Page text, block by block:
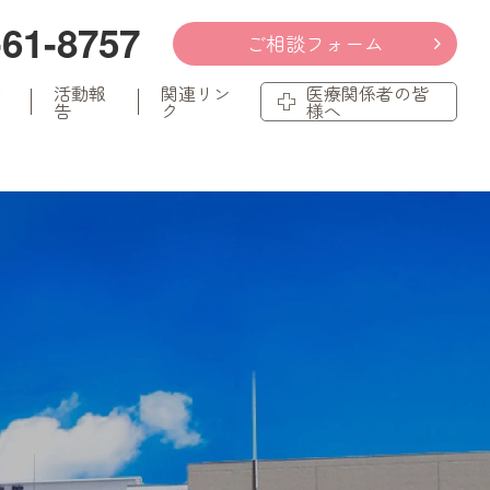
8757 ご相談フォーム
活動報
告
関連リン
ク
医療関係者の皆
様へ